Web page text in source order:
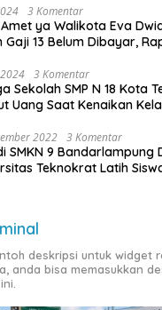
3 Komentar
ya Walikota Eva
Gaji 13 Belum Dibayar,
3 Komentar
Sekolah SMP N 18 Kota
Uang Saat Kenaikan
2022 3 Komentar
SMKN 9 Bandarlampung
Teknokrat Latih
deskripsi untuk widget
anda bisa memasukkan